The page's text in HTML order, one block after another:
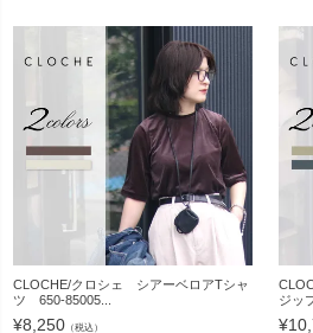
CLOCHE/クロシェ シアーベロアTシャ
ツ 650-85005...
¥8,250 （税込）
ジッ
¥